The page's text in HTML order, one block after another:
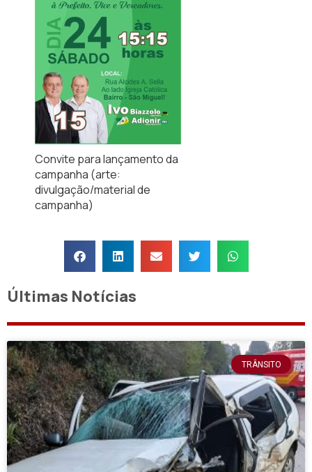
Convite para lançamento da
campanha (arte:
divulgação/material de
campanha)
Últimas Notícias
TRÂNSITO